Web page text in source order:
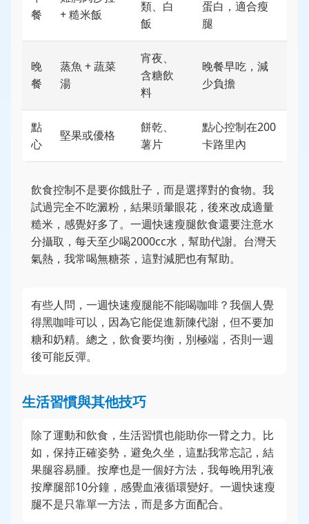
餐
+ 糙米飯
類、白
飯
蛋白，適合瘦
腿
晚
餐
蒸魚 + 蔬菜
湯
宵夜、
含糖飲
料
晚餐早吃，減
少負擔
點
心
堅果或優格
餅乾、
薯片
點心控制在200
卡路里內
飲食控制不是要你餓肚子，而是選擇對的食物。我
試過完全不吃澱粉，結果頭暈眼花，後來改成適量
糙米，感覺好多了。一週快速瘦腿飲食還要注意水
分攝取，每天至少喝2000cc水，幫助代謝。台灣天
氣熱，我常喝無糖茶，這對減肥也有幫助。
有些人問，一週快速瘦腿能不能喝咖啡？我個人覺
得黑咖啡可以，因為它能促進新陳代謝，但不要加
糖和奶精。總之，飲食要均衡，別極端，否則一週
後可能反彈。
生活習慣與其他技巧
除了運動和飲食，生活習慣也能助你一臂之力。比
如，保持正確姿勢，避免久坐，這點我常忘記，結
果腿容易腫。按摩也是一個好方法，我每晚用乳液
按摩腿部10分鐘，感覺血液循環變好。一週快速瘦
腿不是只靠單一方法，而是多方面配合。